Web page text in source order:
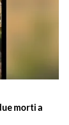
morti a